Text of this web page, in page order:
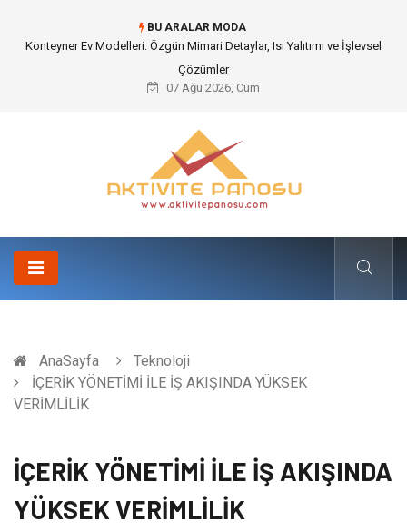
BU ARALAR MODA
Nakliye Nedir ve Tedarik Zincirindeki Önemi Nasıl Anlaşılır?
07 Ağu 2026, Cum
AnaSayfa
Teknoloji
İÇERİK YÖNETİMİ İLE İŞ AKIŞINDA YÜKSEK
VERİMLİLİK
İÇERİK YÖNETİMİ İLE İŞ AKIŞINDA
YÜKSEK VERİMLİLİK